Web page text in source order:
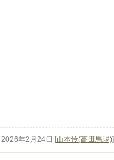
2026年2月24日 [山本怜(高田馬場)]